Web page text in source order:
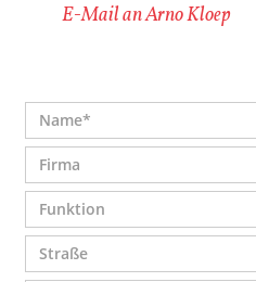
E-Mail an Arno Kloep